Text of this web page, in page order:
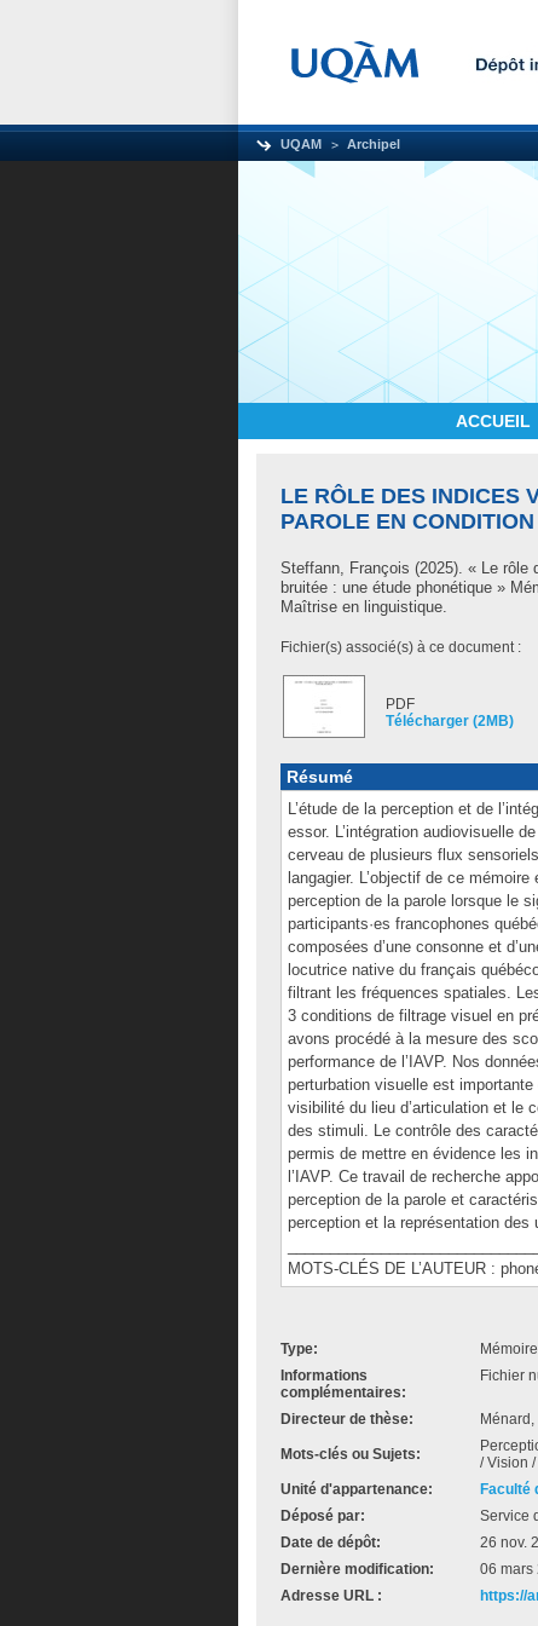
UQAM Archipel
ACCUEIL
LE RÔLE DES INDICES
PAROLE EN
Steffann, François (2025). « Le rôle
bruitée : une étude phonétique »
Maîtrise en linguistique.
Fichier(s) associé(s) à ce document :
PDF
Télécharger (2MB)
Résumé
L’étude de la perception et de
essor. L’intégration audiovisuelle
cerveau de plusieurs flux
langagier. L’objectif de ce
perception de la parole lorsque le
participants·es francophones
composées d’une consonne et
locutrice native du français
filtrant les fréquences spatiales.
3 conditions de filtrage visuel en
avons procédé à la mesure des
performance de l’IAVP. Nos
perturbation visuelle est
visibilité du lieu d’articulation et le
des stimuli. Le contrôle des
permis de mettre en évidence les
l’IAVP. Ce travail de recherche
perception de la parole et
perception et la représentation des
MOTS-CLÉS DE L’AUTEUR :
Type:
Informations
complémentaires:
Fichier
Directeur de thèse:
Mots-clés ou Sujets:
/ Vision
Unité d'appartenance:
Faculté
Déposé par:
Service
Date de dépôt:
26 nov.
Dernière modification:
06 mars
Adresse URL :
https://